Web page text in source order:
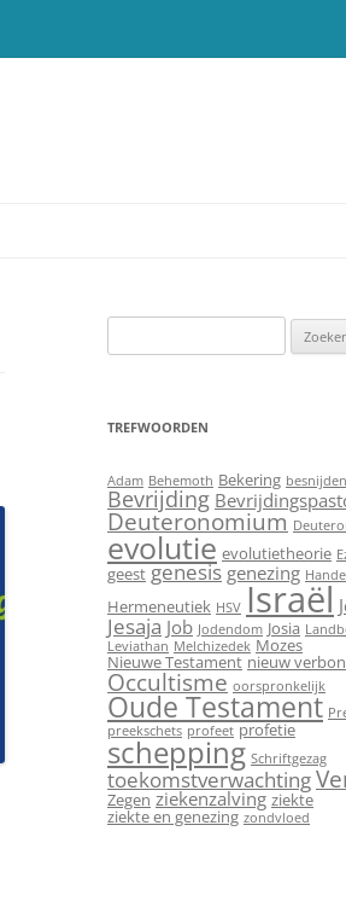
naar:
TREFWOORDEN
Adam Behemoth Bekering
Bevrijding
Deuteronomium
evolutie evolutietheorie
geest genesis genezing
Hermeneutiek HSV Israël
Jesaja Job Jodendom Josia
Leviathan Melchizedek Mozes
Nieuwe Testament nieuw
Occultisme oorspronkelijk
Oude Testament
preekschets profeet profetie
schepping Schriftgezag
toekomstverwachting
Zegen ziekenzalving ziekte
ziekte en genezing zondvloed